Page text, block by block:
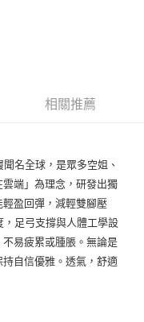
相關推薦
名全球，是眾多空姐、
端」為理念，研發出獨
盈回彈，減輕雙腳壓
足弓支撐與人體工學設
易疲累或腫脹。無論是
自信優雅。透氣，舒適